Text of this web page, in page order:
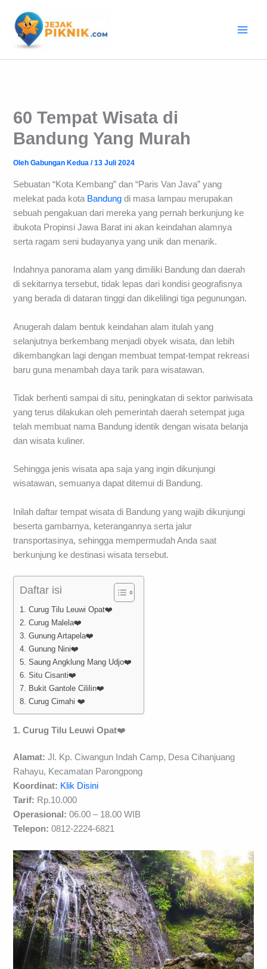
konten
60 Tempat Wisata di
Bandung Yang Murah
OlehGabungan Kedua/13 Juli 2024
Sebuatan “Kota Kembang” dan “Paris Van Java” yang
melekat pada kota Bandung di masa lampau merupakan
sebuah pengakuan dari mereka yang pernah berkunjung ke
ibukota Propinsi Jawa Barat ini akan keindahan alamnya
serta ragam seni budayanya yang unik dan menarik.
Indahnya panorama alam yang dimiliki Bandung dan daerah
di sekitarnya tersebut, tidak lepas dari kondisi geografisnya
yang berada di dataran tinggi dan dikelilingi tiga pegunungan.
Anugerah dalam bentuk keindahan alam itulah yang
selanjutnya berkembang menjadi obyek wisata, dan lebih
dikembangkan lagi dengan membuat tempat-tempat rekreasi
baru guna menambah daya tarik para wisatawan.
Tidak berhenti sampai di situ, peningkatan di sektor pariwisata
yang terus dilakukan oleh pemerintah daerah setempat juga
telah membuat nama Bandung identik dengan wisata belanja
dan wisata kuliner.
Sehingga jenis wisata apa saja yang ingin dikunjungi
wisatawan, semuanya dapat ditemui di Bandung.
Inilah daftar tempat wisata di Bandung yang wajib dikunjungi
beserta gambarnya, keterangannya serta jalur
transportasinya, sehingga mempermudah Anda saat
berkunjung ke destinasi wisata tersebut.
Daftar isi
1. Curug Tilu Leuwi Opat❤️
2. Curug Malela❤️
3. Gunung Artapela❤️
4. Gunung Nini❤️
5. Saung Angklung Mang Udjo❤️
6. Situ Cisanti❤️
7. Bukit Gantole Cililin❤️
8. Curug Cimahi ❤️
1. Curug Tilu Leuwi Opat❤️
Alamat: Jl. Kp. Ciwangun Indah Camp, Desa Cihanjuang
Rahayu, Kecamatan Parongpong
Koordinat: Klik Disini
Tarif: Rp.10.000
Operasional:06.00 – 18.00 WIB
Telepon: 0812-2224-6821